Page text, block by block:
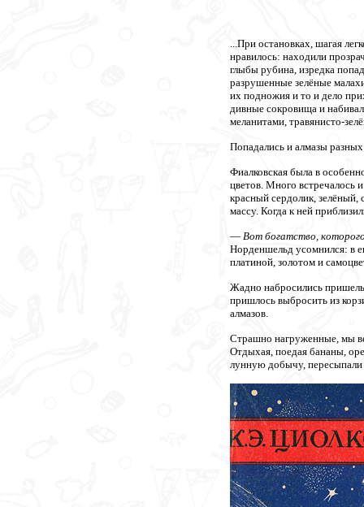
...При остановках, шагая
нравилось: находили
глыбы рубина, изредка
разрушенные зелёные
их подножия и то и дело
дивные сокровища и
меланитами, травянисто-
Попадались и алмазы
Фиалковская была в
цветов. Много встречалось
красный сердолик, зелёный,
массу. Когда к ней
— Вот богатство,
Норденшельд усомнился: в
платиной, золотом и
Жадно набросились
пришлось выбросить из
алмазов.
Страшно нагруженные, мы
Отдыхая, поедая бананы,
лунную добычу, пересыпали